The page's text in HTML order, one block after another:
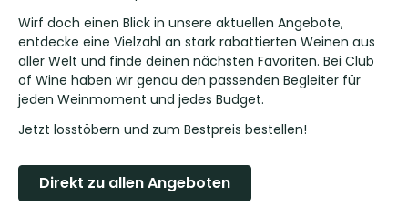
Wirf doch einen Blick in unsere aktuellen Angebote,
entdecke eine Vielzahl an stark rabattierten Weinen aus
aller Welt und finde deinen nächsten Favoriten. Bei Club
of Wine haben wir genau den passenden Begleiter für
jeden Weinmoment und jedes Budget.
Jetzt losstöbern und zum Bestpreis bestellen!
Direkt zu allen Angeboten